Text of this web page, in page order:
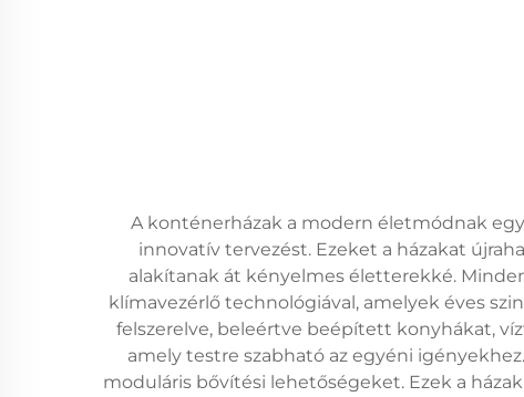
A konténerházak a modern életmódnak
innovatív tervezést. Ezeket a házakat
alakítanak át kényelmes életterekké.
klímavezérlő technológiával, amelyek éves
felszerelve, beleértve beépített konyhákat,
amely testre szabható az egyéni
moduláris bővítési lehetőségeket. Ezek a